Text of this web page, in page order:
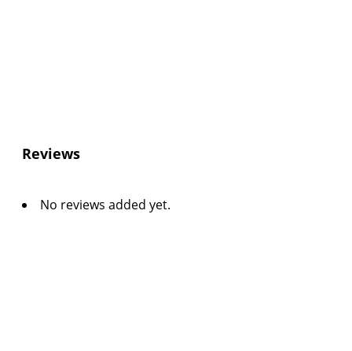
Reviews
No reviews added yet.